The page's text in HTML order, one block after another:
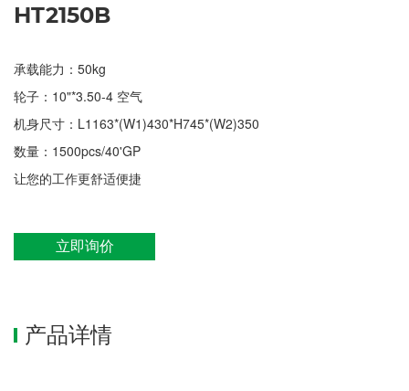
HT2150B
承载能力：50kg
轮子：10"*3.50-4 空气
机身尺寸：L1163*(W1)430*H745*(W2)350
数量：1500pcs/40'GP
让您的工作更舒适便捷
立即询价
产品详情